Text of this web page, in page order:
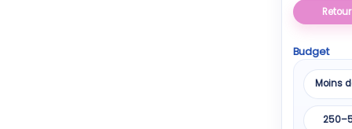
Budget
Moins